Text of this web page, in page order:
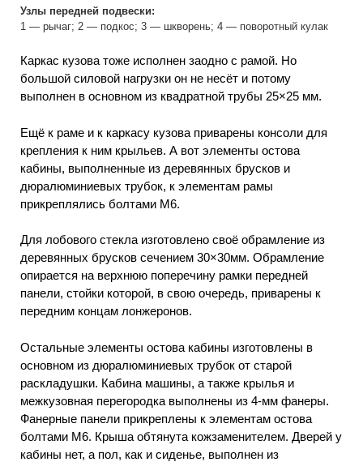
Узлы передней подвески:
1 — рычаг; 2 — подкос; 3 — шкворень; 4 — поворотный кулак
Каркас кузова тоже исполнен заодно с рамой. Но
большой силовой нагрузки он не несёт и потому
выполнен в основном из квадратной трубы 25×25 мм.
Ещё к раме и к каркасу кузова приварены консоли для
крепления к ним крыльев. А вот элементы остова
кабины, выполненные из деревянных брусков и
дюралюминиевых трубок, к элементам рамы
прикреплялись болтами М6.
Для лобового стекла изготовлено своё обрамление из
деревянных брусков сечением 30×30мм. Обрамление
опирается на верхнюю поперечину рамки передней
панели, стойки которой, в свою очередь, приварены к
передним концам лонжеронов.
Остальные элементы остова кабины изготовлены в
основном из дюралюминиевых трубок от старой
раскладушки. Кабина машины, а также крылья и
межкузовная перегородка выполнены из 4-мм фанеры.
Фанерные панели прикреплены к элементам остова
болтами М6. Крыша обтянута кожзаменителем. Дверей у
кабины нет, а пол, как и сиденье, выполнен из